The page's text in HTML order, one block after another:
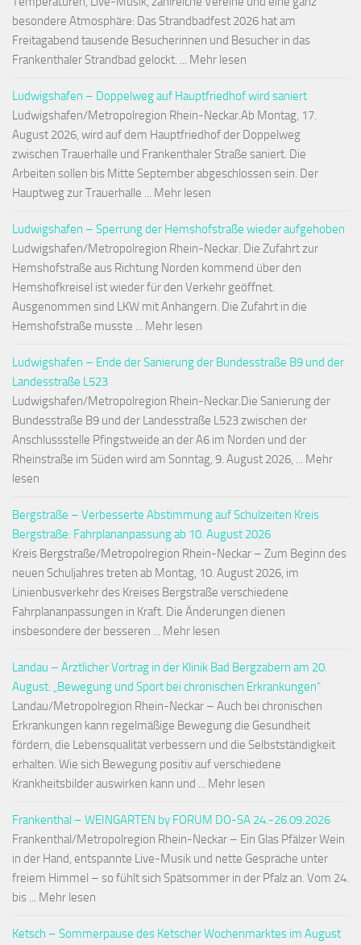
besondere Atmosphäre: Das Strandbadfest 2026 hat am
Freitagabend tausende Besucherinnen und Besucher in das
Frankenthaler Strandbad gelockt. ... Mehr lesen
Ludwigshafen – Doppelweg auf Hauptfriedhof wird saniert
Ludwigshafen/Metropolregion Rhein-Neckar.Ab Montag, 17.
August 2026, wird auf dem Hauptfriedhof der Doppelweg
zwischen Trauerhalle und Frankenthaler Straße saniert. Die
Arbeiten sollen bis Mitte September abgeschlossen sein. Der
Hauptweg zur Trauerhalle ... Mehr lesen
Ludwigshafen – Sperrung der Hemshofstraße wieder aufgehoben
Ludwigshafen/Metropolregion Rhein-Neckar. Die Zufahrt zur
Hemshofstraße aus Richtung Norden kommend über den
Hemshofkreisel ist wieder für den Verkehr geöffnet.
Ausgenommen sind LKW mit Anhängern. Die Zufahrt in die
Hemshofstraße musste ... Mehr lesen
Ludwigshafen – Ende der Sanierung der Bundesstraße B9 und der
Landesstraße L523
Ludwigshafen/Metropolregion Rhein-Neckar.Die Sanierung der
Bundesstraße B9 und der Landesstraße L523 zwischen der
Anschlussstelle Pfingstweide an der A6 im Norden und der
Rheinstraße im Süden wird am Sonntag, 9. August 2026, ... Mehr
lesen
Bergstraße – Verbesserte Abstimmung auf Schulzeiten Kreis
Bergstraße: Fahrplananpassung ab 10. August 2026
Kreis Bergstraße/Metropolregion Rhein-Neckar – Zum Beginn des
neuen Schuljahres treten ab Montag, 10. August 2026, im
Linienbusverkehr des Kreises Bergstraße verschiedene
Fahrplananpassungen in Kraft. Die Änderungen dienen
insbesondere der besseren ... Mehr lesen
Landau – Ärztlicher Vortrag in der Klinik Bad Bergzabern am 20.
August: „Bewegung und Sport bei chronischen Erkrankungen“
Landau/Metropolregion Rhein-Neckar – Auch bei chronischen
Erkrankungen kann regelmäßige Bewegung die Gesundheit
fördern, die Lebensqualität verbessern und die Selbstständigkeit
erhalten. Wie sich Bewegung positiv auf verschiedene
Krankheitsbilder auswirken kann und ... Mehr lesen
Frankenthal – WEINGARTEN by FORUM DO-SA 24.-26.09.2026
Frankenthal/Metropolregion Rhein-Neckar – Ein Glas Pfälzer Wein
in der Hand, entspannte Live-Musik und nette Gespräche unter
freiem Himmel – so fühlt sich Spätsommer in der Pfalz an. Vom 24.
bis ... Mehr lesen
Ketsch – Sommerpause des Ketscher Wochenmarktes im August